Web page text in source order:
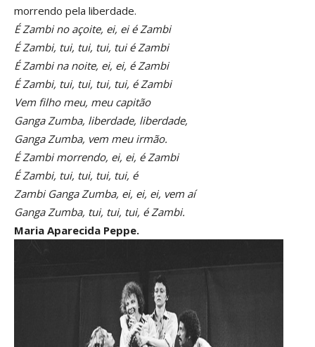
morrendo pela liberdade.
É Zambi no açoite, ei, ei é Zambi
É Zambi, tui, tui, tui, tui é Zambi
É Zambi na noite, ei, ei, é Zambi
É Zambi, tui, tui, tui, tui, é Zambi
Vem filho meu, meu capitão
Ganga Zumba, liberdade, liberdade,
Ganga Zumba, vem meu irmão.
É Zambi morrendo, ei, ei, é Zambi
É Zambi, tui, tui, tui, tui, é
Zambi Ganga Zumba, ei, ei, ei, vem aí
Ganga Zumba, tui, tui, tui, é Zambi.
Maria Aparecida Peppe.